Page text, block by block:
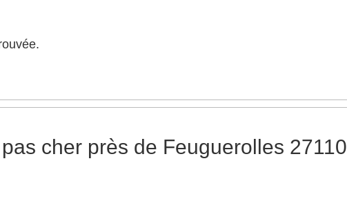
cher près de Feuguerolles 27110